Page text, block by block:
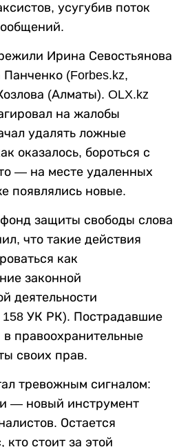
усугубив поток
Ирина Севостьянова
Панченко (Forbes.kz,
(Алматы). OLX.kz
на жалобы
удалять ложные
оказалось, бороться с
— на месте удаленных
появлялись новые.
защиты свободы слова
что такие действия
как
законной
деятельности
158 УК РК). Пострадавшие
в правоохранительные
своих прав.
тревожным сигналом:
— новый инструмент
Остается
стоит за этой